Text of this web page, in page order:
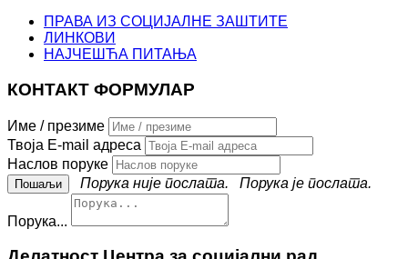
ПРАВА ИЗ СОЦИЈАЛНЕ ЗАШТИТЕ
ЛИНКОВИ
НАЈЧЕШЋА ПИТАЊА
КОНТАКТ ФОРМУЛАР
Име / презиме
Твоја E-mail адреса
Наслов поруке
Порука није послата.
Порука је послата.
Порука...